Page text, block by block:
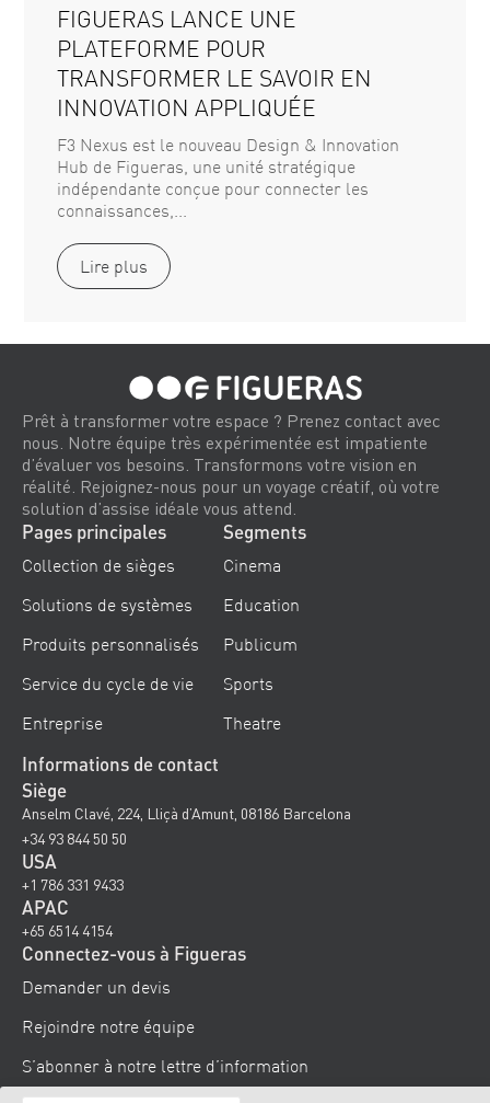
FIGUERAS LANCE UNE
PLATEFORME POUR
TRANSFORMER LE SAVOIR EN
INNOVATION APPLIQUÉE
F3 Nexus est le nouveau Design & Innovation
Hub de Figueras, une unité stratégique
indépendante conçue pour connecter les
connaissances,...
Lire plus
Prêt à transformer votre espace ? Prenez contact avec
nous. Notre équipe très expérimentée est impatiente
d’évaluer vos besoins. Transformons votre vision en
réalité. Rejoignez-nous pour un voyage créatif, où votre
solution d’assise idéale vous attend.
Pages principales
Collection de sièges
Solutions de systèmes
Produits personnalisés
Service du cycle de vie
Entreprise
Segments
Cinema
Education
Publicum
Sports
Theatre
Informations de contact
Siège
Anselm Clavé, 224, Lliçà d’Amunt, 08186 Barcelona
+34 93 844 50 50
USA
+1 786 331 9433
APAC
+65 6514 4154
Connectez-vous à Figueras
Demander un devis
Rejoindre notre équipe
S’abonner à notre lettre d’information